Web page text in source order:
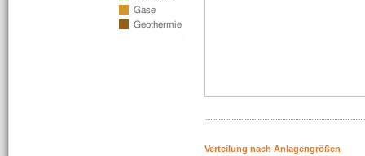
Verteilung nach Anlagengrößen